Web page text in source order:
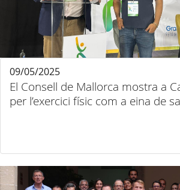
El Consell de Mallorca mostra a
per l’exercici físic com a eina de
09/05/2025